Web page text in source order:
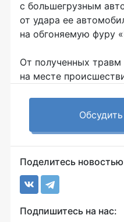
с большегрузным
от удара ее
на обгоняемую фуру
От полученных
на месте
Поделитесь
Подпишитесь на нас: